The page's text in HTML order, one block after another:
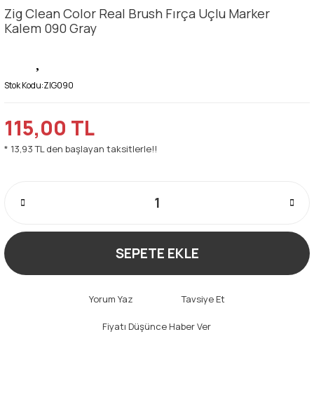
Zig Clean Color Real Brush Fırça Uçlu Marker
Kalem 090 Gray
Stok Kodu:ZIG090
115,00 TL
* 13,93 TL den başlayan taksitlerle!!
SEPETE EKLE
Yorum Yaz Tavsiye Et
Fiyatı Düşünce Haber Ver